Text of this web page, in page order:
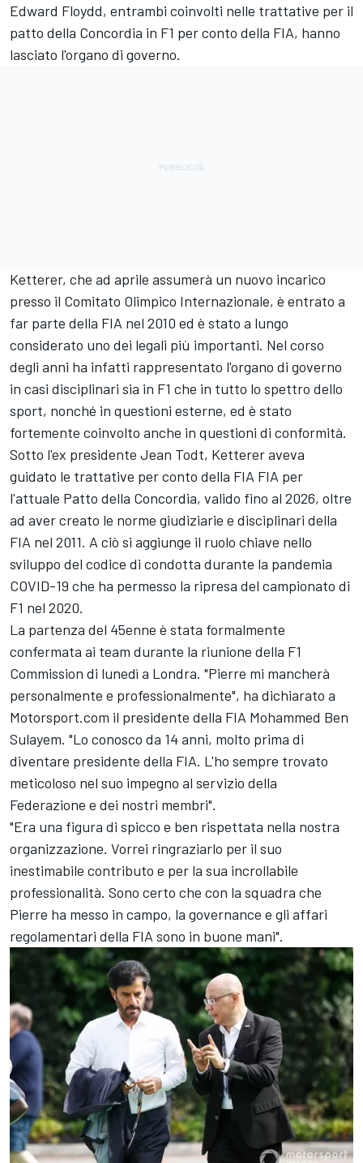
Edward Floydd, entrambi coinvolti nelle trattative per il
patto della Concordia in F1 per conto della FIA, hanno
lasciato l'organo di governo.
Ketterer, che ad aprile assumerà un nuovo incarico
presso il Comitato Olimpico Internazionale, è entrato a
far parte della FIA nel 2010 ed è stato a lungo
considerato uno dei legali più importanti. Nel corso
degli anni ha infatti rappresentato l'organo di governo
in casi disciplinari sia in F1 che in tutto lo spettro dello
sport, nonché in questioni esterne, ed è stato
fortemente coinvolto anche in questioni di conformità.
Sotto l'ex presidente Jean Todt, Ketterer aveva
guidato le trattative per conto della FIA FIA per
l'attuale Patto della Concordia, valido fino al 2026, oltre
ad aver creato le norme giudiziarie e disciplinari della
FIA nel 2011. A ciò si aggiunge il ruolo chiave nello
sviluppo del codice di condotta durante la pandemia
COVID-19 che ha permesso la ripresa del campionato di
F1 nel 2020.
La partenza del 45enne è stata formalmente
confermata ai team durante la riunione della F1
Commission di lunedì a Londra. "Pierre mi mancherà
personalmente e professionalmente", ha dichiarato a
Motorsport.com il presidente della FIA Mohammed Ben
Sulayem. "Lo conosco da 14 anni, molto prima di
diventare presidente della FIA. L'ho sempre trovato
meticoloso nel suo impegno al servizio della
Federazione e dei nostri membri".
"Era una figura di spicco e ben rispettata nella nostra
organizzazione. Vorrei ringraziarlo per il suo
inestimabile contributo e per la sua incrollabile
professionalità. Sono certo che con la squadra che
Pierre ha messo in campo, la governance e gli affari
regolamentari della FIA sono in buone mani".